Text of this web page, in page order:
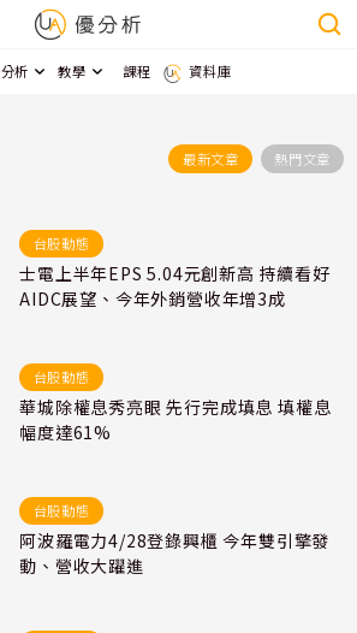
分析 教學 課程 資料庫
最新文章 熱門文章
台股動態
士電上半年EPS 5.04元創新高 持續看好
AIDC展望、今年外銷營收年增3成
台股動態
華城除權息秀亮眼 先行完成填息 填權息
幅度達61%
台股動態
阿波羅電力4/28登錄興櫃 今年雙引擎發
動、營收大躍進